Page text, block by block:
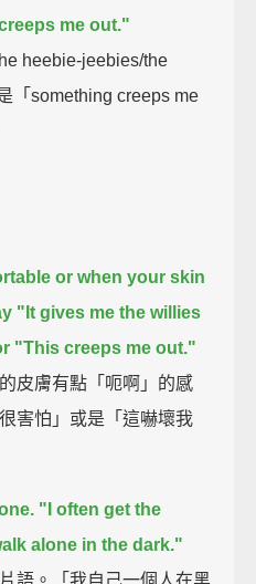
me out."
heebie-jeebies/the
「something creeps me
or when your skin
"It gives me the willies
"This creeps me out."
皮膚有點「呃啊」的感
害怕」或是「這嚇壞我
"I often get the
alone in the dark."
語。「我自己一個人在黑